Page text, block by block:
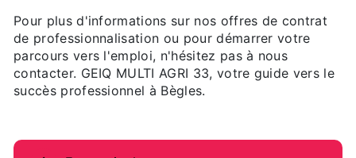
Pour plus d'informations sur nos offres de contrat
de professionnalisation ou pour démarrer votre
parcours vers l'emploi, n'hésitez pas à nous
contacter. GEIQ MULTI AGRI 33, votre guide vers le
succès professionnel à Bègles.